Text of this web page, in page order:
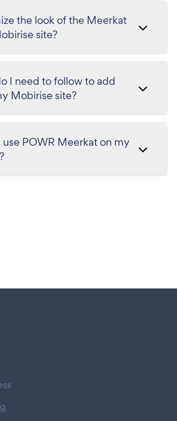
the look of the Meerkat
site?
I need to follow to add
Mobirise site?
POWR Meerkat on my